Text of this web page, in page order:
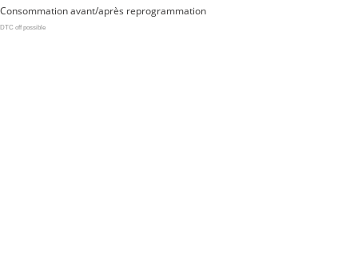
Consommation avant/après reprogrammation
DTC off possible